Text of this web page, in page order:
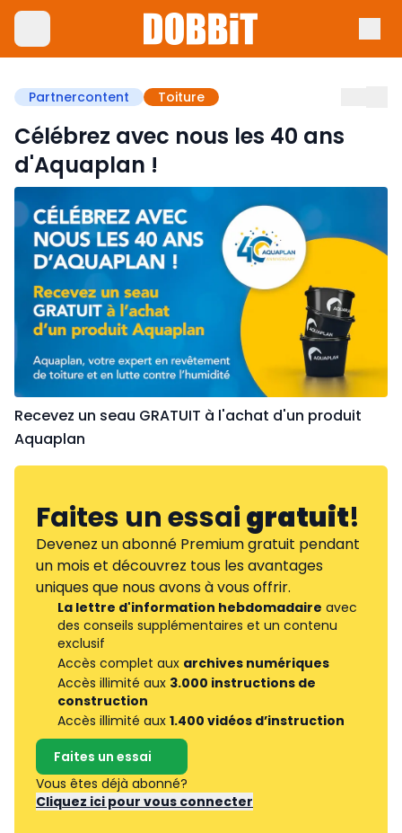
Partnercontent Toiture
Célébrez avec nous les 40 ans
d'Aquaplan !
Recevez un seau GRATUIT à l'achat d'un produit
Aquaplan
Faites un essaigratuit!
Devenez un abonné Premium gratuit pendant
un mois et découvrez tous les avantages
uniques que nous avons à vous offrir.
La lettre d'information hebdomadaire avec
des conseils supplémentaires et un contenu
exclusif
Accès complet aux archives numériques
Accès illimité aux 3.000 instructions de
construction
Accès illimité aux 1.400 vidéos d’instruction
Faites un essai
Vous êtes déjà abonné?
Cliquez ici pour vous connecter